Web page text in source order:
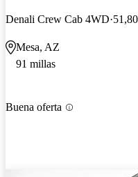
Denali Crew Cab 4WD
Mesa, AZ
91 millas
Buena oferta